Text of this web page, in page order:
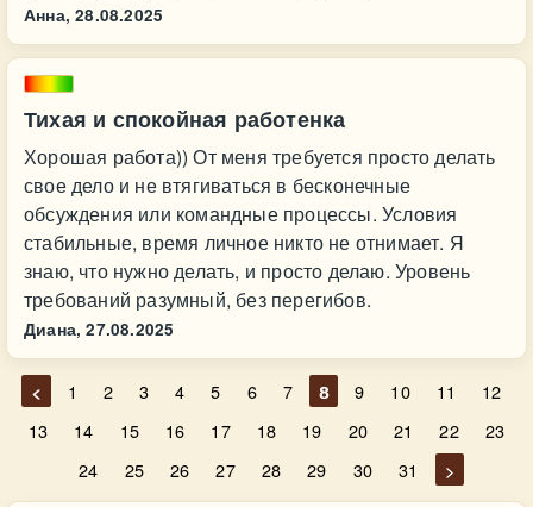
Анна, 28.08.2025
Тихая и спокойная работенка
Хорошая работа)) От меня требуется просто делать
свое дело и не втягиваться в бесконечные
обсуждения или командные процессы. Условия
стабильные, время личное никто не отнимает. Я
знаю, что нужно делать, и просто делаю. Уровень
требований разумный, без перегибов.
Диана, 27.08.2025
< 1 2 3 4 5 6 7 8 9 10 11
12
13
14 15 16 17 18 19 20 21 22
23
24
25 26 27 28 29 30 31 >